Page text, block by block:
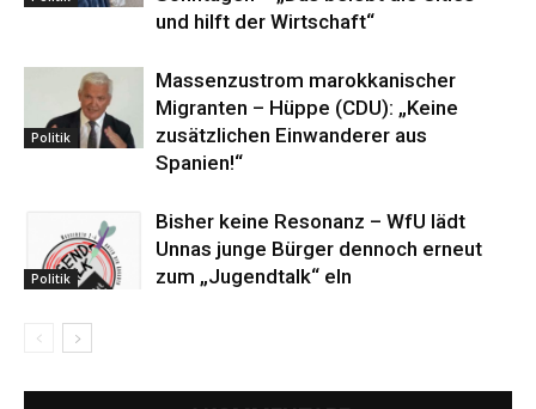
und hilft der Wirtschaft“
Politik
Massenzustrom marokkanischer
Migranten – Hüppe (CDU): „Keine
zusätzlichen Einwanderer aus
Spanien!“
Politik
Bisher keine Resonanz – WfU lädt
Unnas junge Bürger dennoch erneut
zum „Jugendtalk“ eln